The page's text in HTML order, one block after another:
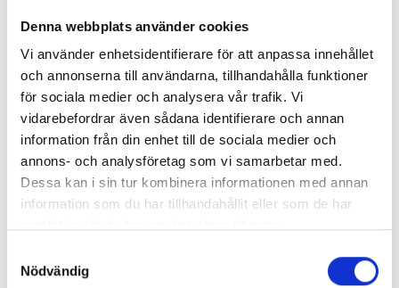
Denna webbplats använder cookies
Vi använder enhetsidentifierare för att anpassa innehållet
och annonserna till användarna, tillhandahålla funktioner
för sociala medier och analysera vår trafik. Vi
vidarebefordrar även sådana identifierare och annan
information från din enhet till de sociala medier och
annons- och analysföretag som vi samarbetar med.
Dessa kan i sin tur kombinera informationen med annan
information som du har tillhandahållit eller som de har
Nödvändig
Lägg i varukorg
27 375kr
Lägg i varukorg
18 ETABETA SVART
265/60R18 NOKIAN
26 125kr